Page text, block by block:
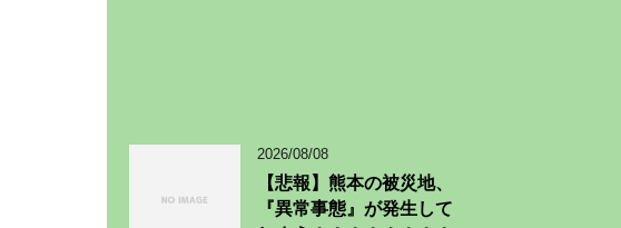
2026/08/08
【悲報】熊本の被災地、
『異常事態』が発生して